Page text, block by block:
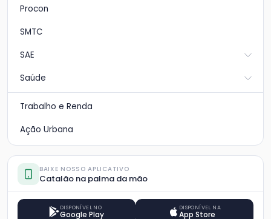
Procon
SMTC
SAE
Saúde
Trabalho e Renda
Ação Urbana
BAIXE NOSSO APLICATIVO
Catalão na palma da mão
DISPONÍVEL NO
Google Play
DISPONÍVEL NA
App Store